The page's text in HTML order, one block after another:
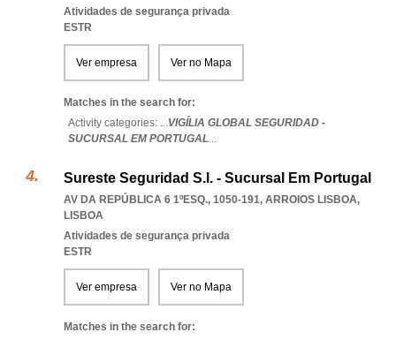
Atividades de segurança privada
ESTR
Ver empresa Ver no Mapa
Matches in the search for:
Activity categories: ...VIGÍLIA GLOBAL SEGURIDAD -
SUCURSAL EM PORTUGAL...
Sureste Seguridad S.l. - Sucursal Em Portugal
AV DA REPÚBLICA 6 1ºESQ., 1050-191, ARROIOS LISBOA,
LISBOA
Atividades de segurança privada
ESTR
Ver empresa Ver no Mapa
Matches in the search for: